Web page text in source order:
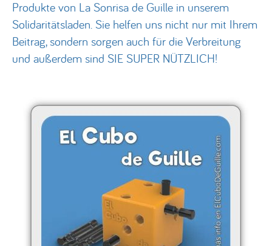
Produkte von La Sonrisa de Guille in unserem
Solidaritätsladen. Sie helfen uns nicht nur mit Ihrem
Beitrag, sondern sorgen auch für die Verbreitung
und außerdem sind SIE SUPER NÜTZLICH!